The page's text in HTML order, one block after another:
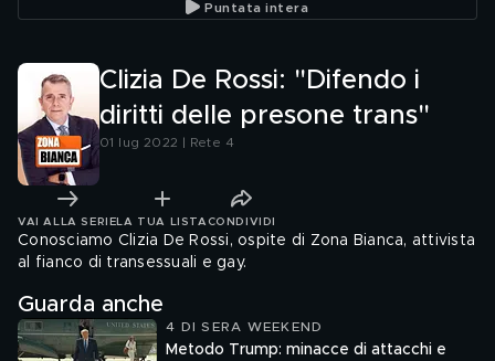
Puntata intera
Clizia De Rossi: "Difendo i
diritti delle presone trans"
01 lug 2022 | Rete 4
VAI ALLA SERIE LA TUA LISTA CONDIVIDI
Conosciamo Clizia De Rossi, ospite di Zona Bianca, attivista
al fianco di transessuali e gay.
Guarda anche
4 DI SERA WEEKEND
Metodo Trump: minacce di attacchi e